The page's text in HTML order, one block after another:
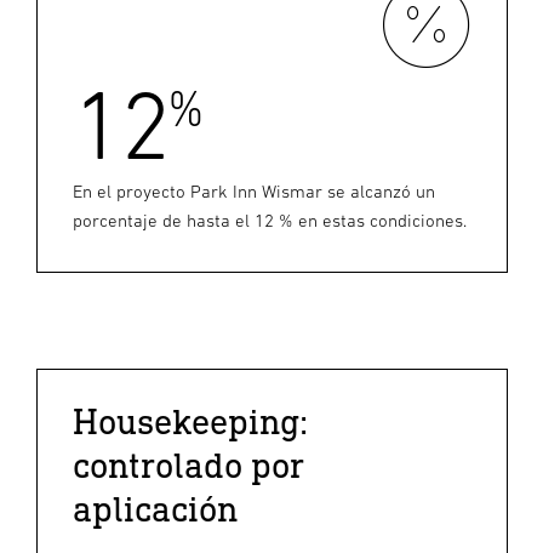
12%
En el proyecto Park Inn Wismar se alcanzó un
porcentaje de hasta el 12 % en estas condiciones.
Housekeeping:
controlado por
aplicación